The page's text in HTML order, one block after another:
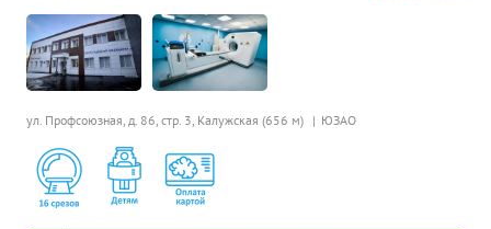
ул. Профсоюзная, д. 86, стр. 3, Калужская (656 м) ЮЗАО